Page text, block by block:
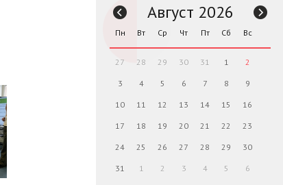
Август 2026
Пн Вт Ср Чт Пт Сб Вс
27 28 29 30 31 1 2
3 4 5 6 7 8 9
10 11 12 13 14 15 16
17 18 19 20 21 22 23
24 25 26 27 28 29 30
31 1 2 3 4 5 6